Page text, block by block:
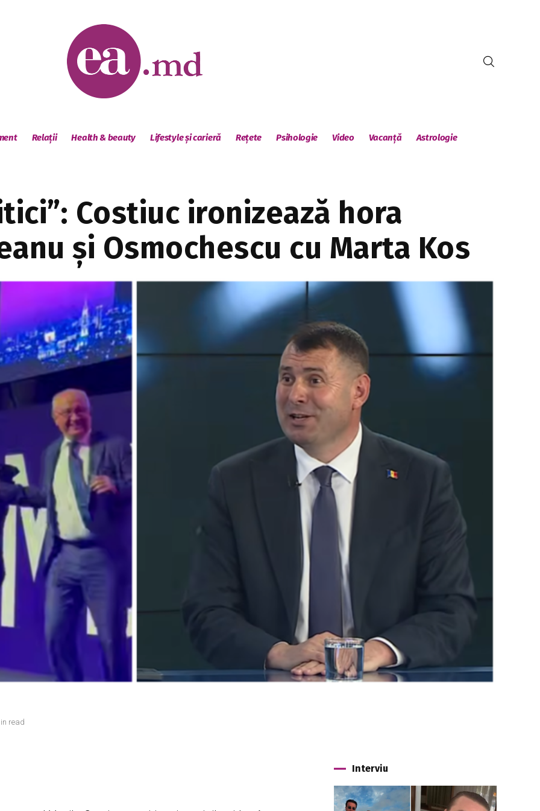
Relații Health & beauty Lifestyle și carieră Rețete Psihologie Video Vacanță Astrologie
Costiuc ironizează hora
și Osmochescu cu Marta Kos
read
Interviu